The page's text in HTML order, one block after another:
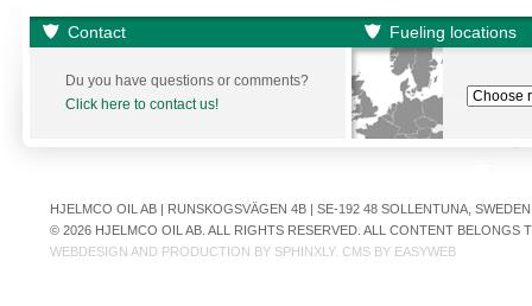
Contact Fueling locations
Du you have questions or comments?
Click here to contact us!
HJELMCO OIL AB | RUNSKOGSVÄGEN 4B | SE-192 48 SOLLENTUNA,
© 2026 HJELMCO OIL AB. ALL RIGHTS RESERVED. ALL CONTENT
WEBDESIGN AND PRODUCTION BY SPHINXLY. CMS BY EASYWEB